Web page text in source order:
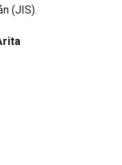
(JIS).